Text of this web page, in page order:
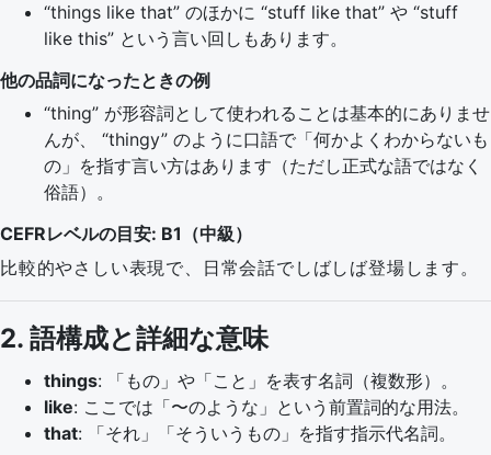
“things like that” のほかに “stuff like that” や “stuff
like this” という言い回しもあります。
他の品詞になったときの例
“thing” が形容詞として使われることは基本的にありませ
んが、 “thingy” のように口語で「何かよくわからないも
の」を指す言い方はあります（ただし正式な語ではなく
俗語）。
CEFRレベルの目安: B1（中級）
比較的やさしい表現で、日常会話でしばしば登場します。
2. 語構成と詳細な意味
things: 「もの」や「こと」を表す名詞（複数形）。
like: ここでは「〜のような」という前置詞的な用法。
that: 「それ」「そういうもの」を指す指示代名詞。